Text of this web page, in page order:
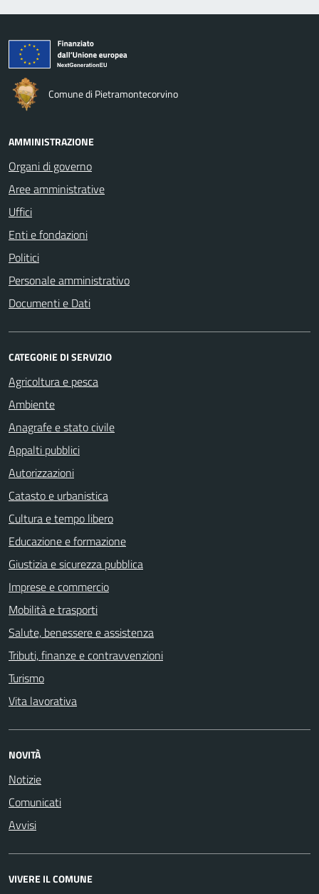
Comune di Pietramontecorvino
AMMINISTRAZIONE
Organi di governo
Aree amministrative
Uffici
Enti e fondazioni
Politici
Personale amministrativo
Documenti e Dati
CATEGORIE DI SERVIZIO
Agricoltura e pesca
Ambiente
Anagrafe e stato civile
Appalti pubblici
Autorizzazioni
Catasto e urbanistica
Cultura e tempo libero
Educazione e formazione
Giustizia e sicurezza pubblica
Imprese e commercio
Mobilità e trasporti
Salute, benessere e assistenza
Tributi, finanze e contravvenzioni
Turismo
Vita lavorativa
NOVITÀ
Notizie
Comunicati
Avvisi
VIVERE IL COMUNE